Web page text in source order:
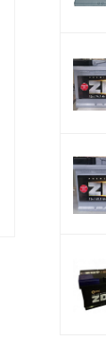
АКБ Мото
Есть в
2 440₽